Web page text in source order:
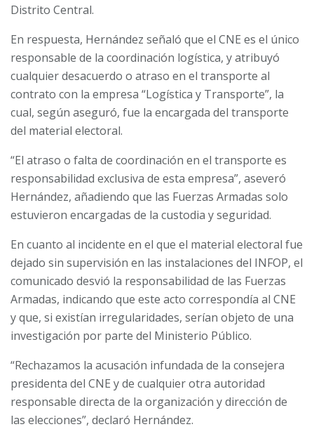
Distrito Central.
En respuesta, Hernández señaló que el CNE es el único
responsable de la coordinación logística, y atribuyó
cualquier desacuerdo o atraso en el transporte al
contrato con la empresa “Logística y Transporte”, la
cual, según aseguró, fue la encargada del transporte
del material electoral.
“El atraso o falta de coordinación en el transporte es
responsabilidad exclusiva de esta empresa”, aseveró
Hernández, añadiendo que las Fuerzas Armadas solo
estuvieron encargadas de la custodia y seguridad.
En cuanto al incidente en el que el material electoral fue
dejado sin supervisión en las instalaciones del INFOP, el
comunicado desvió la responsabilidad de las Fuerzas
Armadas, indicando que este acto correspondía al CNE
y que, si existían irregularidades, serían objeto de una
investigación por parte del Ministerio Público.
“Rechazamos la acusación infundada de la consejera
presidenta del CNE y de cualquier otra autoridad
responsable directa de la organización y dirección de
las elecciones”, declaró Hernández.